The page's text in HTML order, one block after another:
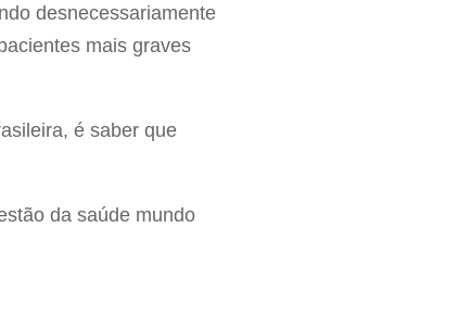
desnecessariamente
mais graves
é saber que
da saúde mundo